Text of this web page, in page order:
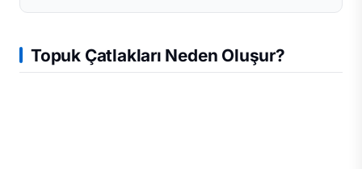
Topuk Çatlakları Neden Oluşur?